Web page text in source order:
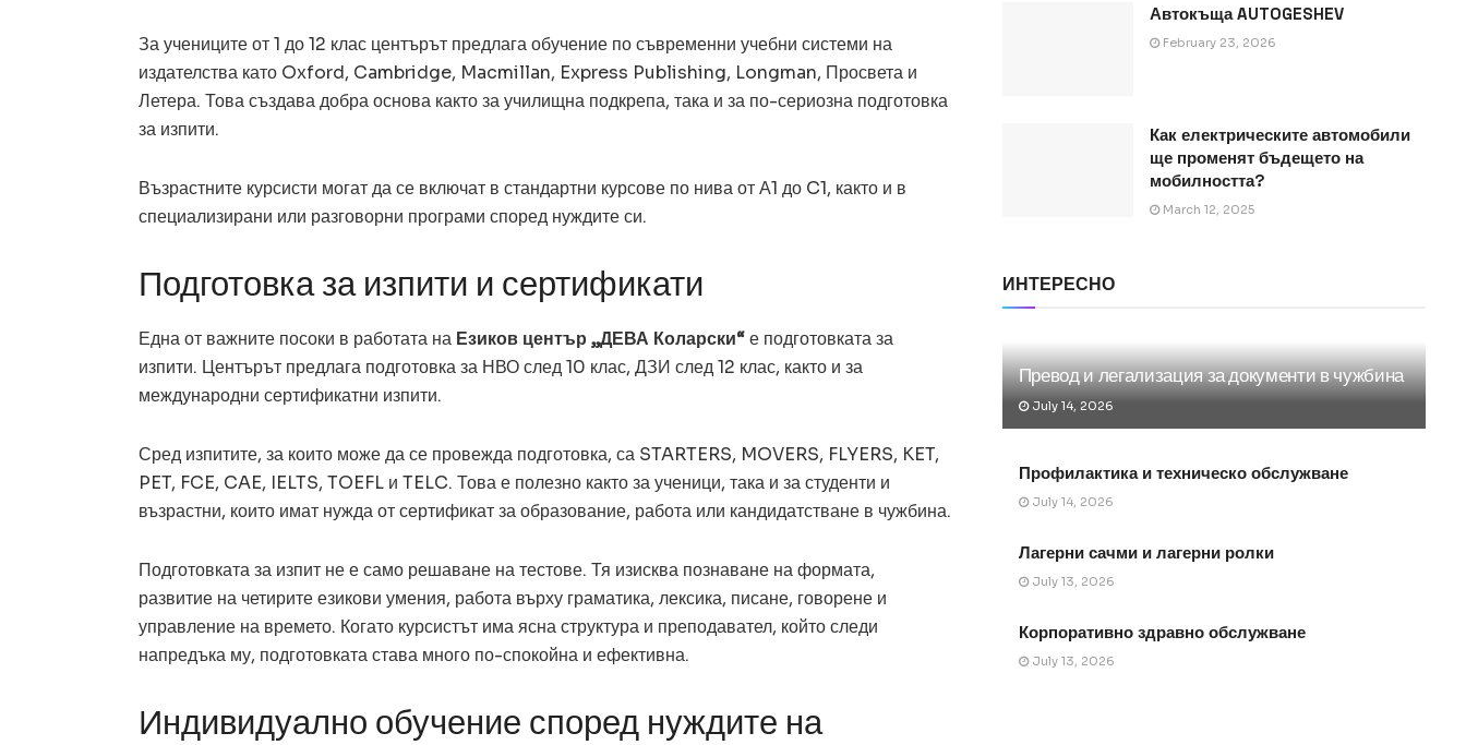
За учениците от 1 до 12 клас центърът предлага обучение по съвременни учебни системи на
издателства като Oxford, Cambridge, Macmillan, Express Publishing, Longman, Просвета и
Летера. Това създава добра основа както за училищна подкрепа, така и за по-сериозна подготовка
за изпити.
Възрастните курсисти могат да се включат в стандартни курсове по нива от А1 до C1, както и в
специализирани или разговорни програми според нуждите си.
Подготовка за изпити и сертификати
Една от важните посоки в работата на Езиков център „ДЕВА Коларски“е подготовката за
изпити. Центърът предлага подготовка за НВО след 10 клас, ДЗИ след 12 клас, както и за
международни сертификатни изпити.
Сред изпитите, за които може да се провежда подготовка, са STARTERS, MOVERS, FLYERS, KET,
PET, FCE, CAE, IELTS, TOEFL и TELC. Това е полезно както за ученици, така и за студенти и
възрастни, които имат нужда от сертификат за образование, работа или кандидатстване в чужбина.
Подготовката за изпит не е само решаване на тестове. Тя изисква познаване на формата,
развитие на четирите езикови умения, работа върху граматика, лексика, писане, говорене и
управление на времето. Когато курсистът има ясна структура и преподавател, който следи
напредъка му, подготовката става много по-спокойна и ефективна.
Индивидуално обучение според нуждите на
Автокъща AUTOGESHEV
February 23, 2026
Как електрическите автомобили
ще променят бъдещето на
мобилността?
March 12, 2025
ИНТЕРЕСНО
Превод и легализация за документи в чужбина
July 14, 2026
Профилактика и техническо обслужване
July 14, 2026
Лагерни сачми и лагерни ролки
July 13, 2026
Корпоративно здравно обслужване
July 13, 2026